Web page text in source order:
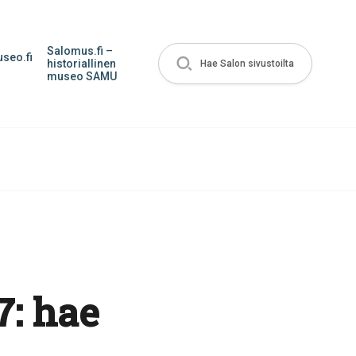
Salomus.fi –
historiallinen
museo SAMU
Hae Salon sivustoilta
hae